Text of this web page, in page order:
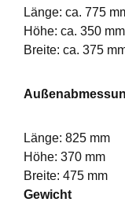
Länge: ca. 775
Höhe: ca. 350 mm
Breite: ca. 375
Länge: 825 mm
Höhe: 370 mm
Breite: 475 mm
Gewicht